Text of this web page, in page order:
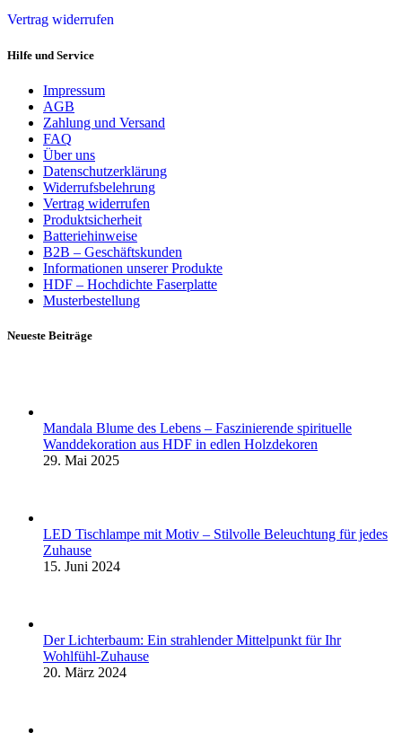
Vertrag widerrufen
Hilfe und Service
Impressum
AGB
Zahlung und Versand
FAQ
Über uns
Datenschutzerklärung
Widerrufsbelehrung
Vertrag widerrufen
Produktsicherheit
Batteriehinweise
B2B – Geschäftskunden
Informationen unserer Produkte
HDF – Hochdichte Faserplatte
Musterbestellung
Neueste Beiträge
Mandala Blume des Lebens – Faszinierende spirituelle
Wanddekoration aus HDF in edlen Holzdekoren
29. Mai 2025
LED Tischlampe mit Motiv – Stilvolle Beleuchtung für jedes
Zuhause
15. Juni 2024
Der Lichterbaum: Ein strahlender Mittelpunkt für Ihr
Wohlfühl-Zuhause
20. März 2024